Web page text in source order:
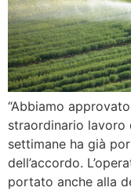
“Abbiamo
straordinario lavoro
settimane ha già
dell’accordo.
portato anche alla